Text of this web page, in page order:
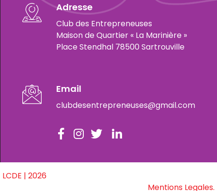
Adresse
Club des Entrepreneuses
Maison de Quartier « La Marinière »
Place Stendhal 78500 Sartrouville
Email
clubdesentrepreneuses@gmail.com
LCDE | 2026
Mentions Legales.